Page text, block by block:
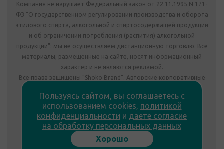
Компания не нарушает Федеральный закон от 22.11.1995 N 171-
ФЗ "О государственном регулировании производства и оборота
этилового спирта, алкогольной и спиртосодержащей продукции
и об ограничении потребления (распития) алкогольной
продукции": мы не осуществляем дистанционную торговлю. Все
материалы, размещенные на сайте, носят информационный
характер и не являются рекламой.
Все права защищены "Shoko Brand". Авторские корпоративные
Комплектация подарка может отличаться от изображения.
Информация на сайте не является публичной офертой.
Сведения о продавце:
ООО «Фабрика подарков», лицензия №78РПА0009672 от
23.05.2023
Пользуясь сайтом, вы соглашаетесь с
использованием cookies, политикой
конфиденциальности и даете согласие
на обработку персональных данных
Хорошо